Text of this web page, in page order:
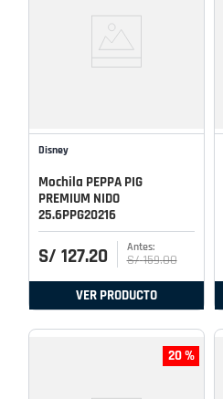
Disney
Mochila PEPPA PIG
PREMIUM NIDO
25.6PPG20216
S/ 127.20 S/ 159.00
VER PRODUCTO
20 %